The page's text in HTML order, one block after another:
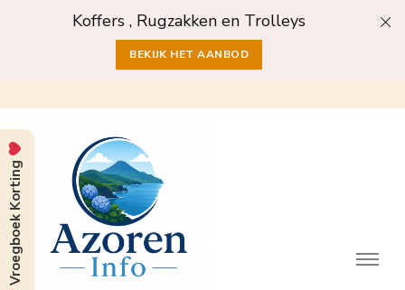
Koffers , Rugzakken en Trolleys
BEKIJK HET AANBOD
Vroegboek Korting